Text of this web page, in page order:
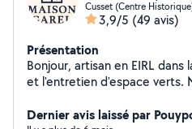
Cusset (Centre
3,9/5 (49 avis)
Présentation
Bonjour, artisan en EIRL
et l'entretien d'espace verts.
Décennale et RC Pro PEINTURE Application de
Dernier avis laissé par